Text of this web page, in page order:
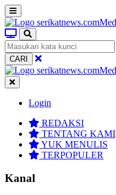
CARI
Login
REDAKSI
TENTANG KAMI
YUK MENULIS
TERPOPULER
Kanal